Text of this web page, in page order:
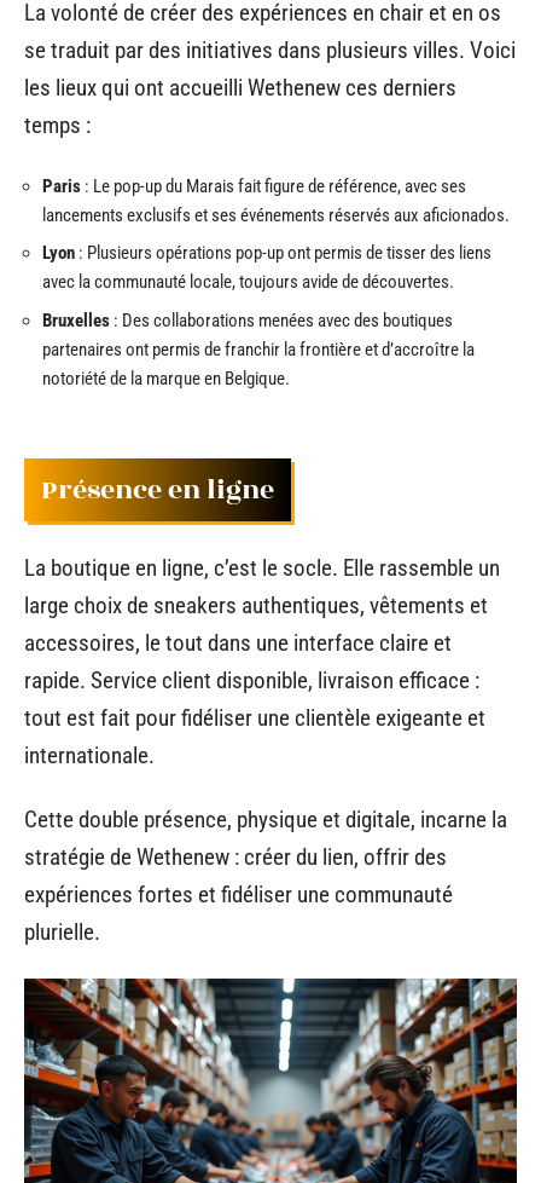
La volonté de créer des expériences en chair et en os
se traduit par des initiatives dans plusieurs villes. Voici
les lieux qui ont accueilli Wethenew ces derniers
temps :
Paris : Le pop-up du Marais fait figure de référence, avec ses
lancements exclusifs et ses événements réservés aux aficionados.
Lyon : Plusieurs opérations pop-up ont permis de tisser des liens
avec la communauté locale, toujours avide de découvertes.
Bruxelles : Des collaborations menées avec des boutiques
partenaires ont permis de franchir la frontière et d’accroître la
notoriété de la marque en Belgique.
Présence en ligne
La boutique en ligne, c’est le socle. Elle rassemble un
large choix de sneakers authentiques, vêtements et
accessoires, le tout dans une interface claire et
rapide. Service client disponible, livraison efficace :
tout est fait pour fidéliser une clientèle exigeante et
internationale.
Cette double présence, physique et digitale, incarne la
stratégie de Wethenew : créer du lien, offrir des
expériences fortes et fidéliser une communauté
plurielle.